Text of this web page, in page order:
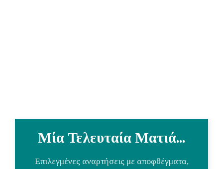
Μία Τελευταία Ματιά...
Επιλεγμένες αναρτήσεις με αποφθέγματα,